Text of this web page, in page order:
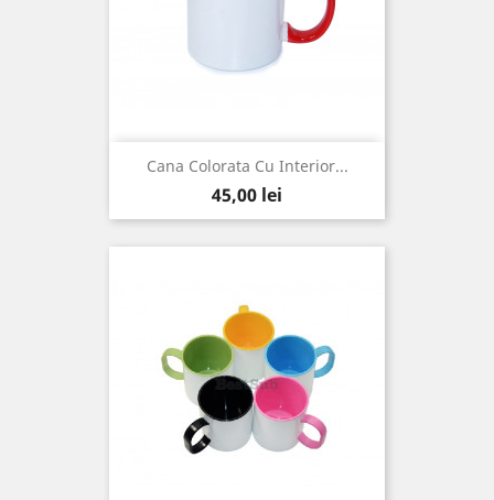
Cana Colorata Cu Interior...
Pret
45,00 lei